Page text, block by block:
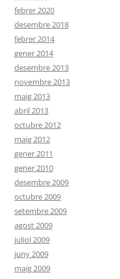
febrer 2020
desembre 2018
febrer 2014
gener 2014
desembre 2013
novembre 2013
maig 2013
abril 2013
octubre 2012
maig 2012
gener 2011
gener 2010
desembre 2009
octubre 2009
setembre 2009
agost 2009
juliol 2009
juny 2009
maig 2009